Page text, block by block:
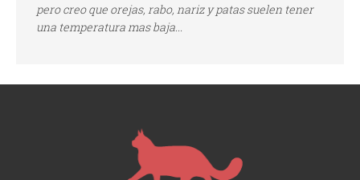
pero creo que orejas, rabo, nariz y patas suelen tener
una temperatura mas baja...